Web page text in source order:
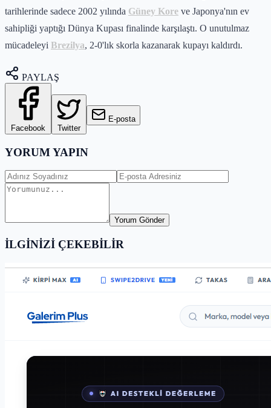
tarihlerinde sadece 2002 yılında Güney Kore ve Japonya'nın ev
sahipliği yaptığı Dünya Kupası finalinde karşılaştı. O unutulmaz
mücadeleyi Brezilya, 2-0'lık skorla kazanarak kupayı kaldırdı.
PAYLAŞ
Facebook Twitter
E-posta
YORUM YAPIN
Yorum Gönder
İLGİNİZİ ÇEKEBİLİR